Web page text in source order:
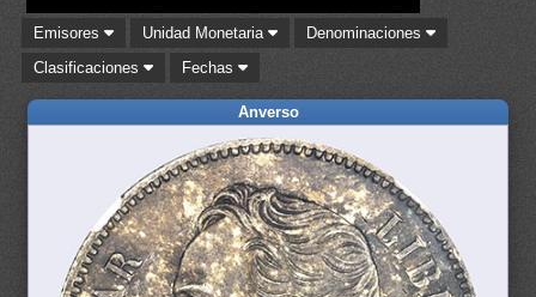
Emisores Unidad Monetaria
Denominaciones
Clasificaciones
Fechas
Anverso